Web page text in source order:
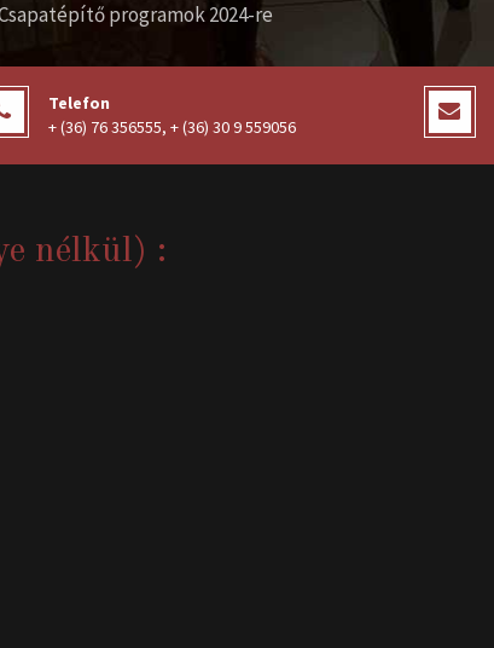
programok 2024-re
Telefon
+ (36) 76 356555, + (36) 30 9 559056
nélkül) :